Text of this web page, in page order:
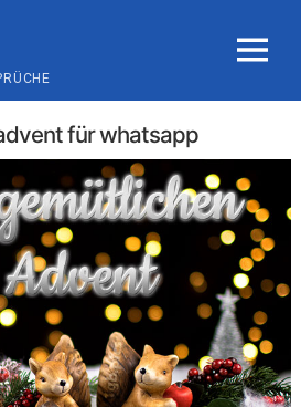
MENU
für whatsapp